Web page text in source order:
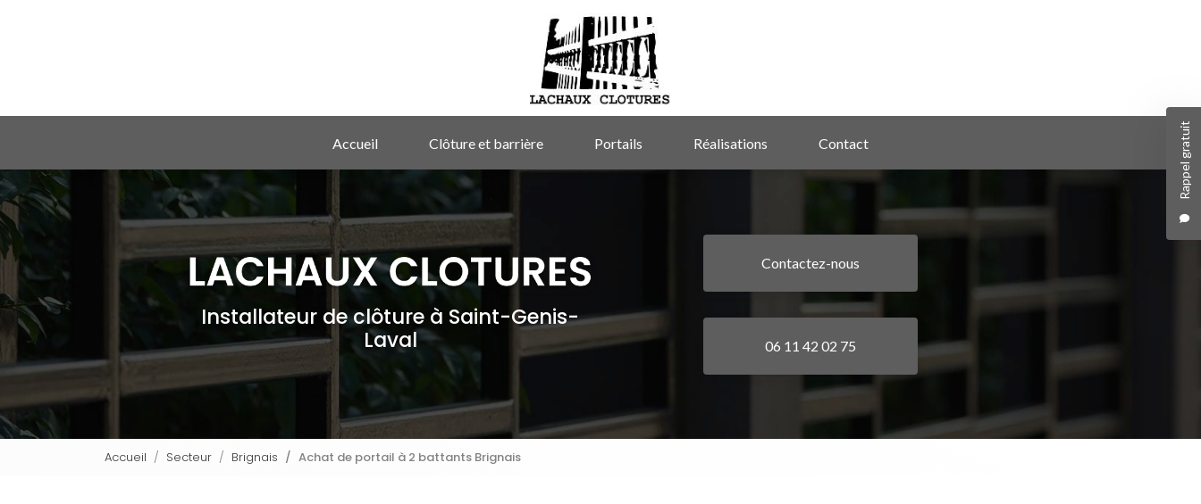
Rappel gratuit
Accueil
Clôture et barrière Portails Réalisations Contact
Installateur de clôture à Saint-Genis-
Laval
Contactez-nous
06 11 42 02 75
Accueil Secteur Brignais Achat de portail à 2 battants Brignais